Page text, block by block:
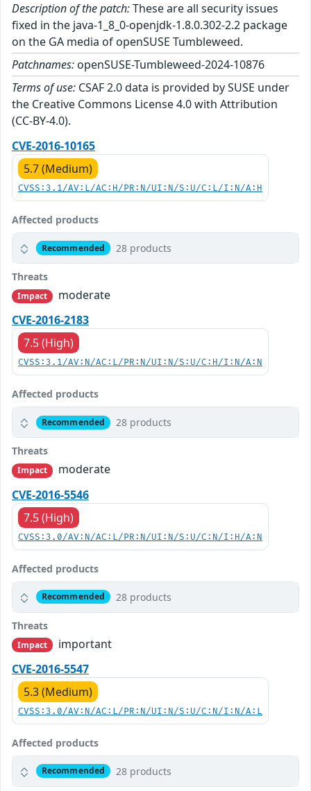
Description of the patch:These are all security issues
fixed in the java-1_8_0-openjdk-1.8.0.302-2.2 package
on the GA media of openSUSE Tumbleweed.
Patchnames: openSUSE-Tumbleweed-2024-10876
Terms of use: CSAF 2.0 data is provided by SUSE under
the Creative Commons License 4.0 with Attribution
(CC-BY-4.0).
CVE-2016-10165
5.7 (Medium)
CVSS:3.1/AV:L/AC:H/PR:N/UI:N/S:U/C:L/I:N/A:H
Affected products
Recommended 28 products
Threats
Impact
moderate
CVE-2016-2183
7.5 (High)
CVSS:3.1/AV:N/AC:L/PR:N/UI:N/S:U/C:H/I:N/A:N
Affected products
Recommended 28 products
Threats
Impact
moderate
CVE-2016-5546
7.5 (High)
CVSS:3.0/AV:N/AC:L/PR:N/UI:N/S:U/C:N/I:H/A:N
Affected products
Recommended 28 products
Threats
Impact
important
CVE-2016-5547
5.3 (Medium)
CVSS:3.0/AV:N/AC:L/PR:N/UI:N/S:U/C:N/I:N/A:L
Affected products
Recommended 28 products